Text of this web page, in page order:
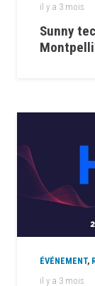
il y a 3 mois
Sunny
ÉVÉNEMENT,
il y a 3 mois